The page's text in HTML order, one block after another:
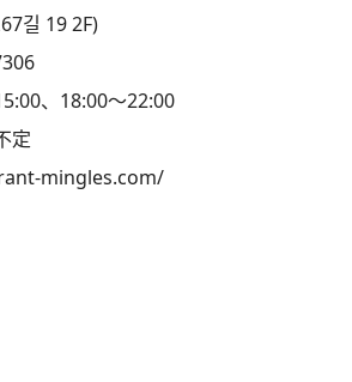
길 19 2F)
、18:00～22:00
定
mingles.com/